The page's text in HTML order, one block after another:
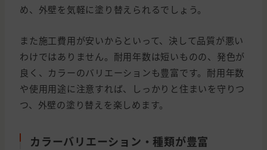
め、外壁を気軽に塗り替えられるでしょう。
また施工費用が安いからといって、決して品質が悪い
わけではありません。耐用年数は短いものの、発色が
良く、カラーのバリエーションも豊富です。耐用年数
や使用用途に注意すれば、しっかりと住まいを守りつ
つ、外壁の塗り替えを楽しめます。
カラーバリエーション・種類が豊富